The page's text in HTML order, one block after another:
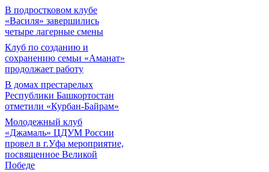
В подростковом клубе
«Василя» завершились
четыре лагерные смены
Клуб по созданию и
сохранению семьи «Аманат»
продолжает работу
В домах престарелых
Республики Башкортостан
отметили «Курбан-Байрам»
Молодежный клуб
«Джамаль» ЦДУМ России
провел в г.Уфа мероприятие,
посвященное Великой
Победе